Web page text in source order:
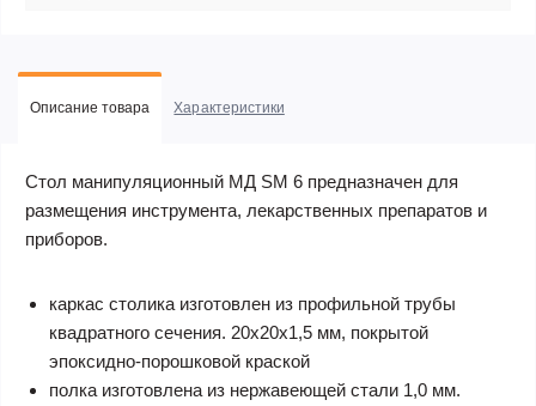
Описание товара Характеристики
Стол манипуляционный МД SM 6 предназначен для
размещения инструмента, лекарственных препаратов и
приборов.
каркас столика изготовлен из профильной трубы
квадратного сечения. 20х20х1,5 мм, покрытой
эпоксидно-порошковой краской
полка изготовлена из нержавеющей стали 1,0 мм.